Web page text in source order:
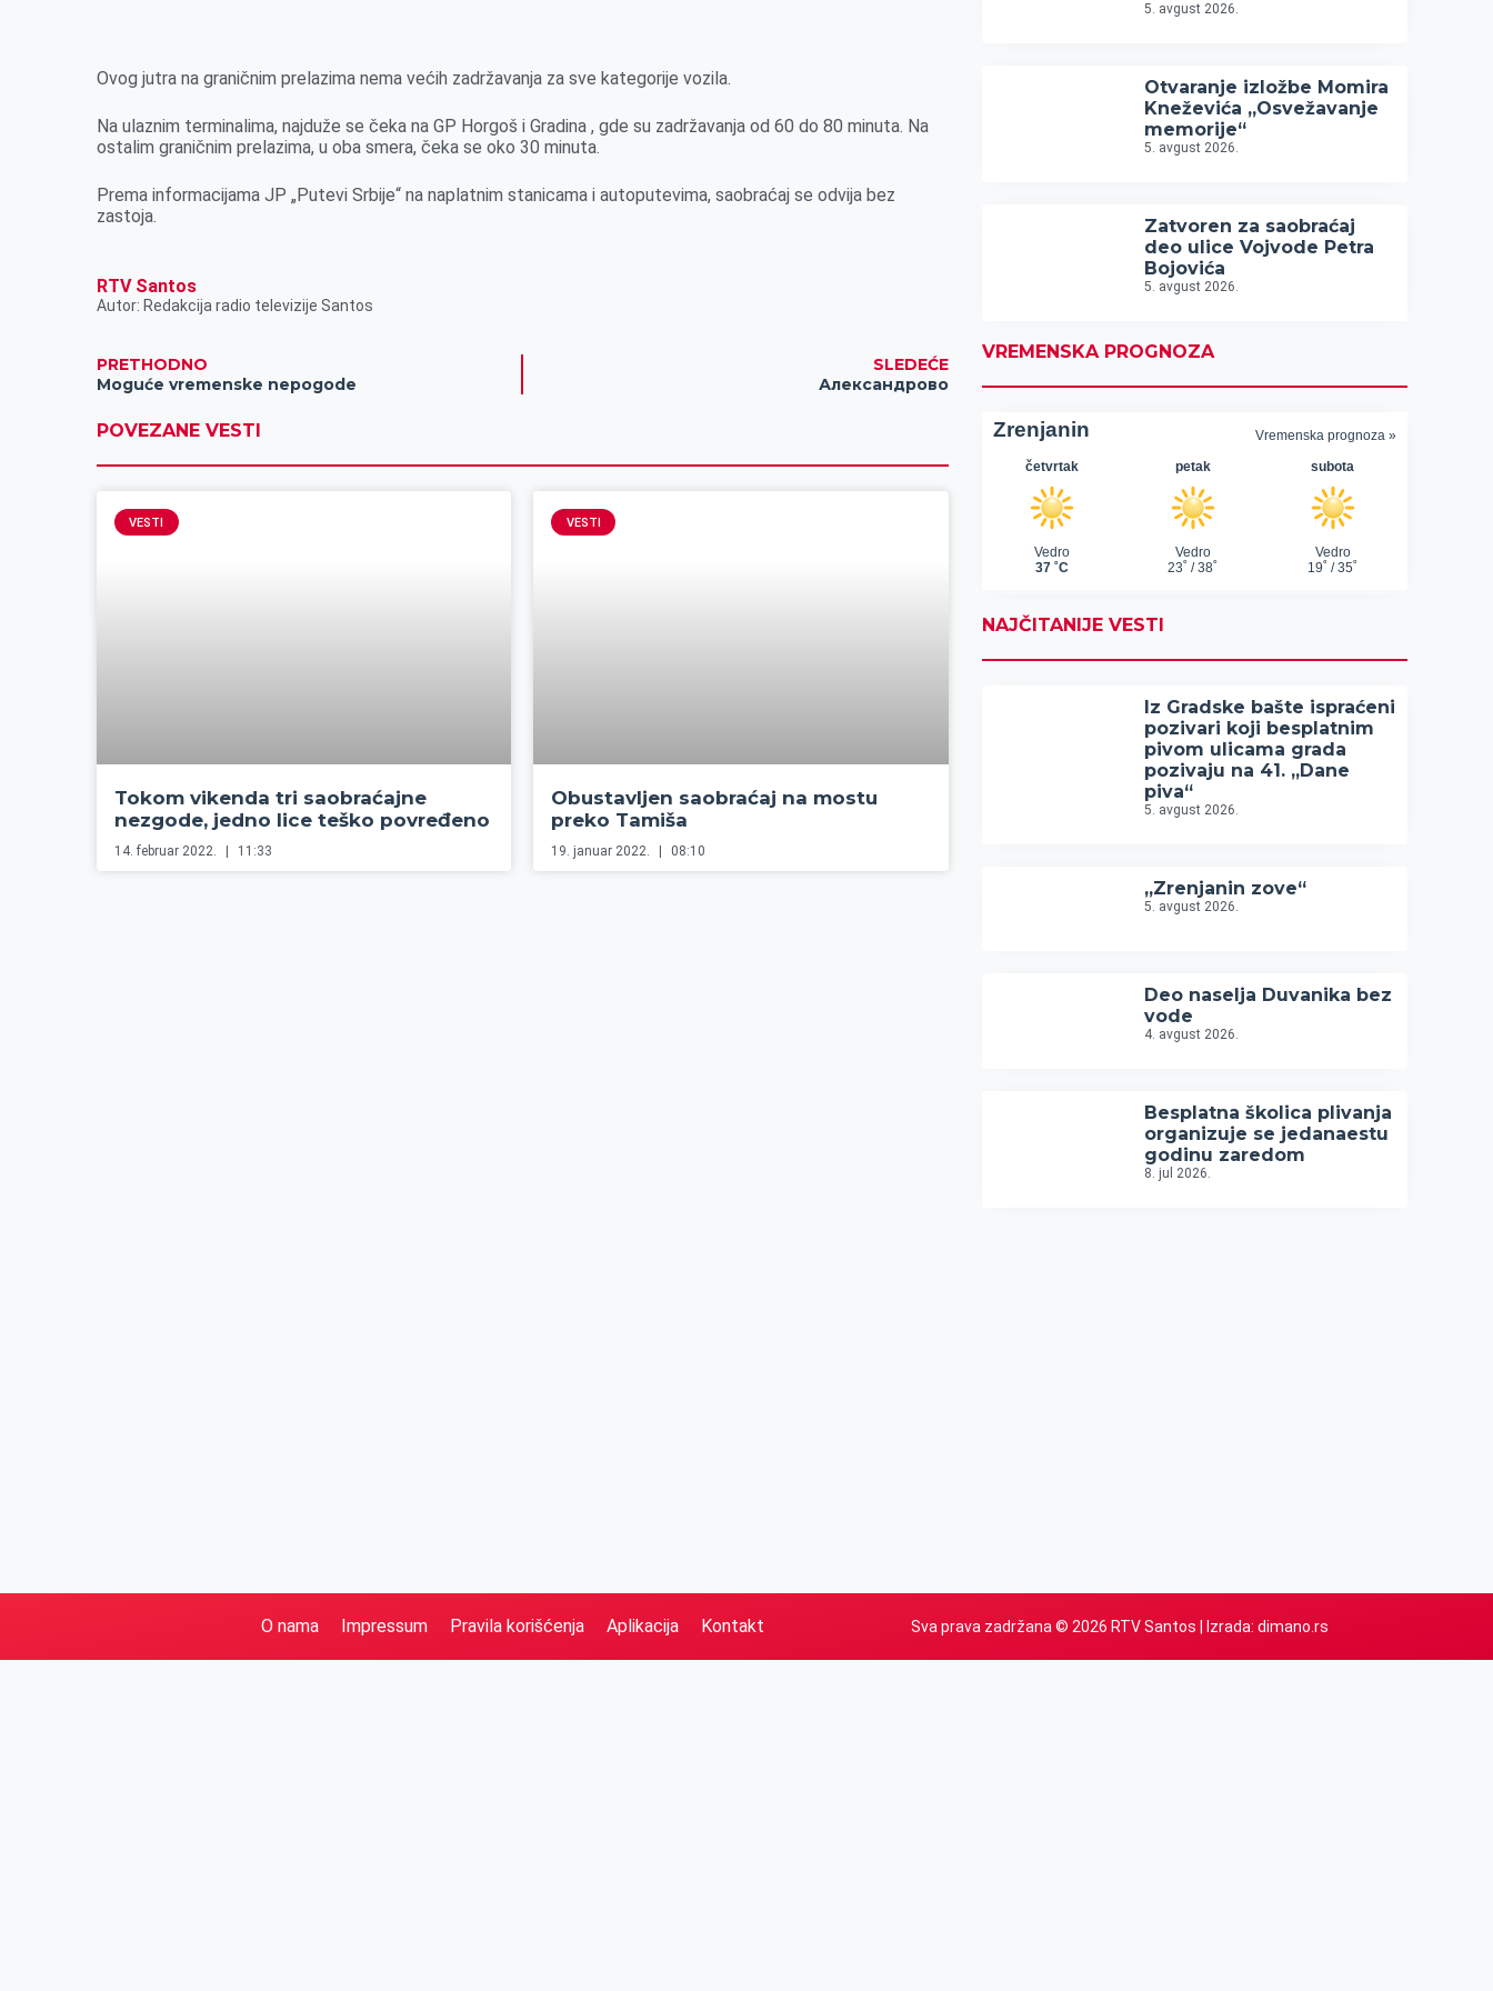
rnA
p
i
Ovog jutra na graničnim prelazima nema većih zadržavanja za sve kategorije vozila.
Na ulaznim terminalima, najduže se čeka na GP Horgoš i Gradina , gde su zadržavanja od 60 do 80 minuta. Na
ostalim graničnim prelazima, u oba smera, čeka se oko 30 minuta.
Prema informacijama JP „Putevi Srbije“ na naplatnim stanicama i autoputevima, saobraćaj se odvija bez
zastoja.
RTV Santos
Autor: Redakcija radio televizije Santos
PRETHODNO
Moguće vremenske nepogode
SLEDEĆE
Александрово
POVEZANE VESTI
VESTI
Tokom vikenda tri saobraćajne
nezgode, jedno lice teško povređeno
14. februar 2022. 11:33
VESTI
Obustavljen saobraćaj na mostu
preko Tamiša
19. januar 2022. 08:10
5. avgust 2026.
Otvaranje izložbe Momira
Kneževića „Osvežavanje
memorije“
5. avgust 2026.
Zatvoren za saobraćaj
deo ulice Vojvode Petra
Bojovića
5. avgust 2026.
VREMENSKA PROGNOZA
NAJČITANIJE VESTI
Iz Gradske bašte ispraćeni
pozivari koji besplatnim
pivom ulicama grada
pozivaju na 41. „Dane
piva“
5. avgust 2026.
„Zrenjanin zove“
5. avgust 2026.
Deo naselja Duvanika bez
vode
4. avgust 2026.
Besplatna školica plivanja
organizuje se jedanaestu
godinu zaredom
8. jul 2026.
O nama Impressum Pravila korišćenja Aplikacija Kontakt Sva prava zadržana © 2026 RTV Santos | Izrada: dimano.rs